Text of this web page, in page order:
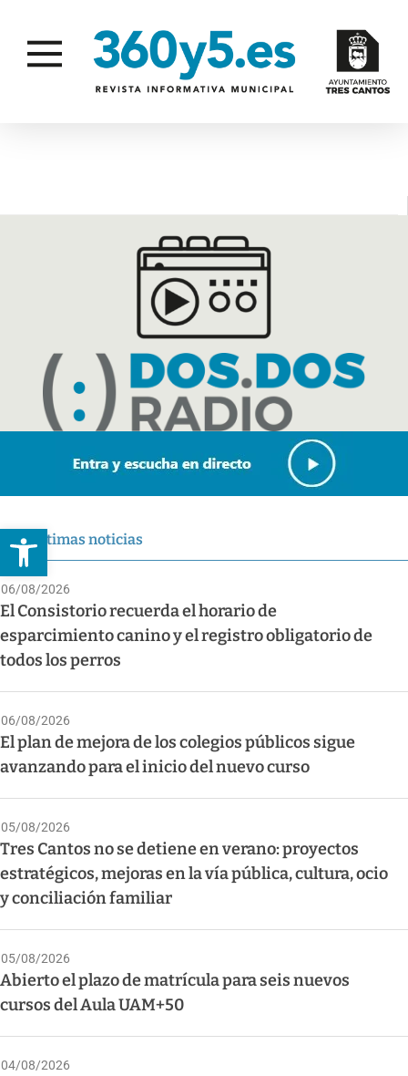
Abrir barra de herramientas
Últimas noticias
06/08/2026
El Consistorio recuerda el horario de
esparcimiento canino y el registro obligatorio de
todos los perros
06/08/2026
El plan de mejora de los colegios públicos sigue
avanzando para el inicio del nuevo curso
05/08/2026
Tres Cantos no se detiene en verano: proyectos
estratégicos, mejoras en la vía pública, cultura, ocio
y conciliación familiar
05/08/2026
Abierto el plazo de matrícula para seis nuevos
cursos del Aula UAM+50
04/08/2026